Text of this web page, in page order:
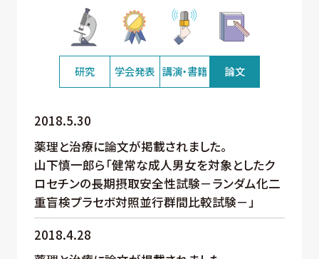
研究 学会発表 講演・書籍 論文
2018.5.30
薬理と治療に論文が掲載されました。
山下慎一郎ら「健常な成人男女を対象としたク
ロセチンの長期摂取安全性試験－ランダム化二
重盲検プラセボ対照並行群間比較試験－」
2018.4.28